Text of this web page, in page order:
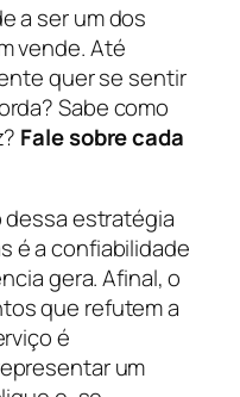
a ser um dos
vende. Até
quer se sentir
Sabe como
Fale sobre cada
estratégia
é a confiabilidade
gera. Afinal, o
que refutem a
é
um